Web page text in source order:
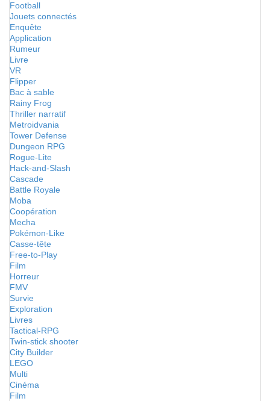
Football
Jouets connectés
Enquête
Application
Rumeur
Livre
VR
Flipper
Bac à sable
Rainy Frog
Thriller narratif
Metroidvania
Tower Defense
Dungeon RPG
Rogue-Lite
Hack-and-Slash
Cascade
Battle Royale
Moba
Coopération
Mecha
Pokémon-Like
Casse-tête
Free-to-Play
Film
Horreur
FMV
Survie
Exploration
Livres
Tactical-RPG
Twin-stick shooter
City Builder
LEGO
Multi
Cinéma
Film